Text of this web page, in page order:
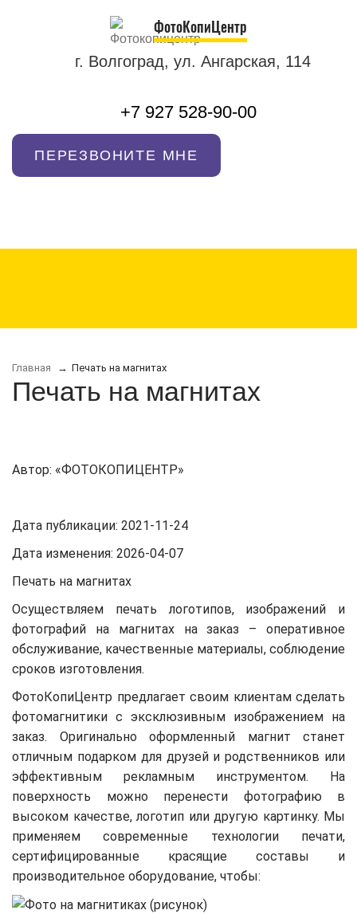
ФотоКопиЦентр
г. Волгоград, ул. Ангарская, 114
+7 927 528-90-00
ПЕРЕЗВОНИТЕ МНЕ
Главная Печать на магнитах
Печать на магнитах
Автор: «ФОТОКОПИЦЕНТР»
Дата публикации: 2021-11-24
Дата изменения: 2026-04-07
Печать на магнитах
Осуществляем печать логотипов, изображений и
фотографий на магнитах на заказ – оперативное
обслуживание, качественные материалы, соблюдение
сроков изготовления.
ФотоКопиЦентр предлагает своим клиентам сделать
фотомагнитики с эксклюзивным изображением на
заказ. Оригинально оформленный магнит станет
отличным подарком для друзей и родственников или
эффективным рекламным инструментом. На
поверхность можно перенести фотографию в
высоком качестве, логотип или другую картинку. Мы
применяем современные технологии печати,
сертифицированные красящие составы и
производительное оборудование, чтобы: